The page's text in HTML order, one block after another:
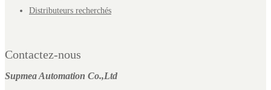
Distributeurs recherchés
Contactez-nous
Supmea Automation Co.,Ltd